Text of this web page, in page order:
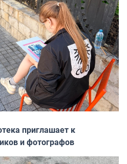
приглашает к
и фотографов